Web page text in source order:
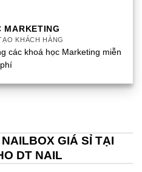
MARKETING
KHÁCH HÀNG
các khoá học Marketing miễn
phí
GIÁ SỈ TẠI
DT NAIL